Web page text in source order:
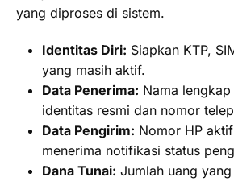
yang diproses di sistem.
Identitas Diri: Siapkan KTP,
yang masih aktif.
Data Penerima: Nama
identitas resmi dan nomor
Data Pengirim: Nomor HP
menerima notifikasi status
Dana Tunai: Jumlah uang